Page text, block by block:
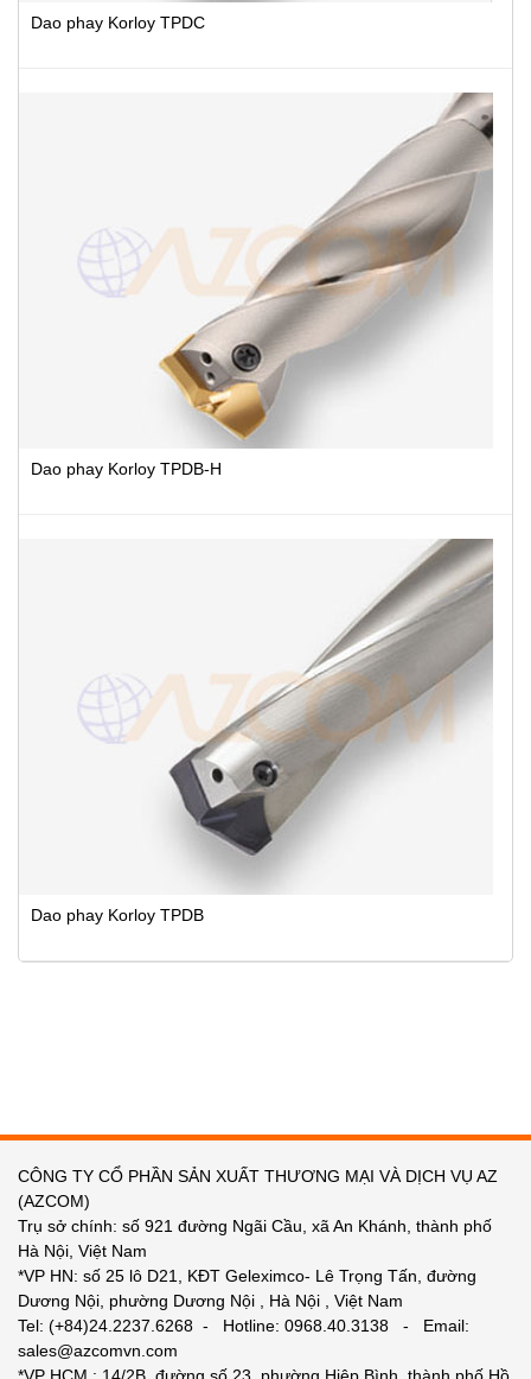
Dao phay Korloy TPDC
Dao phay Korloy TPDB-H
Dao phay Korloy TPDB
CÔNG TY CỔ PHẦN SẢN XUẤT THƯƠNG MẠI VÀ DỊCH VỤ AZ
(AZCOM)
Trụ sở chính: số 921 đường Ngãi Cầu, xã An Khánh, thành phố
Hà Nội, Việt Nam
*VP HN: số 25 lô D21, KĐT Geleximco- Lê Trọng Tấn, đường
Dương Nội, phường Dương Nội , Hà Nội , Việt Nam
Tel: (+84)24.2237.6268 - Hotline: 0968.40.3138 - Email:
sales@azcomvn.com